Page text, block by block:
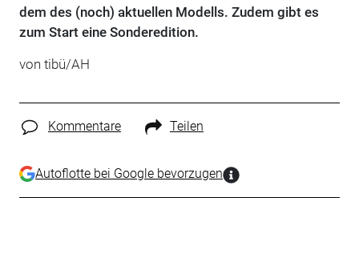
dem des (noch) aktuellen Modells. Zudem gibt es
zum Start eine Sonderedition.
von tibü/AH
Kommentare Teilen
Autoflotte bei Google bevorzugen